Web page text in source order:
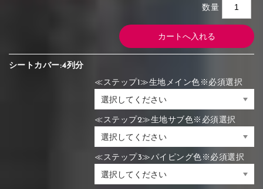
数量
シートカバー:4列分
≪ステップ1≫生地メイン色※必須選択
≪ステップ2≫生地サブ色※必須選択
≪ステップ3≫パイピング色※必須選択